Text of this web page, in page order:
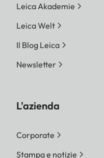
Leica Akademie
Leica Welt
Il Blog Leica
Newsletter
L'azienda
Corporate
Stampa e notizie